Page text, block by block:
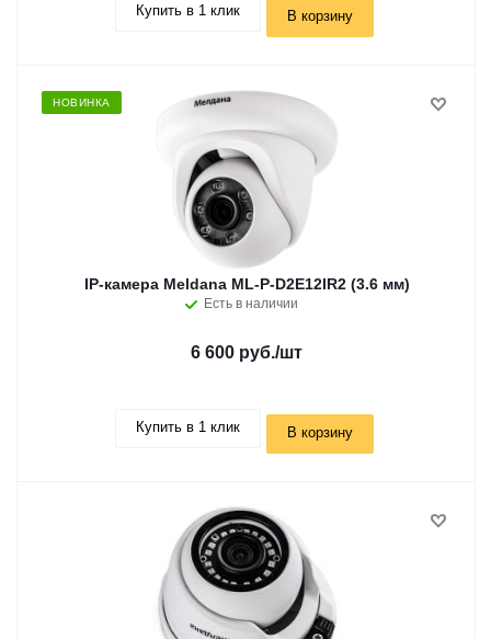
Купить в 1 клик В корзину
НОВИНКА
IP-камера Meldana ML-P-D2E12IR2 (3.6 мм)
Есть в наличии
6 600 руб./шт
Купить в 1 клик В корзину